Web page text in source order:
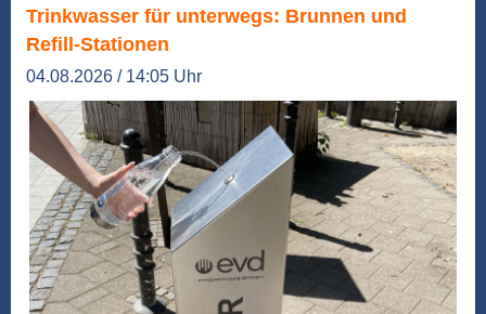
Trinkwasser für unterwegs: Brunnen und
Refill-Stationen
04.08.2026 / 14:05 Uhr